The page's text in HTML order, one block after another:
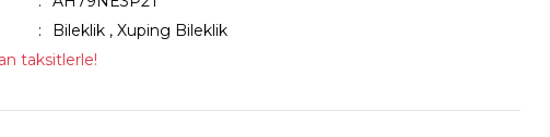
Bileklik , Xuping Bileklik
taksitlerle!